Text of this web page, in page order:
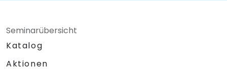
Seminarübersicht
Katalog
Aktionen